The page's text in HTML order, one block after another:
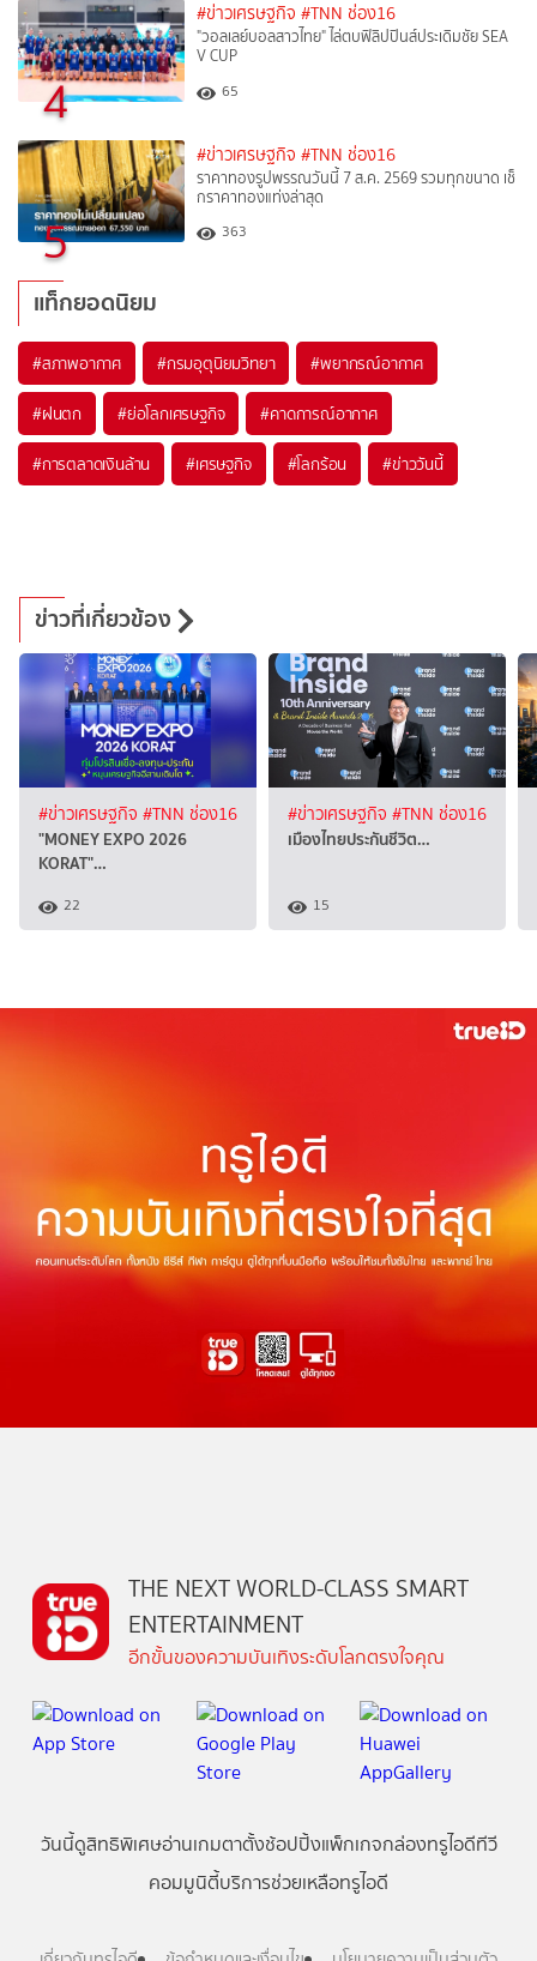
4
#ข่าวเศรษฐกิจ #TNN ช่อง16
"วอลเลย์บอลสาวไทย" ไล่ตบฟิลิปปินส์ประเดิมชัย SEA
V CUP
65
5
#ข่าวเศรษฐกิจ #TNN ช่อง16
ราคาทองรูปพรรณวันนี้ 7 ส.ค. 2569 รวมทุกขนาด เช็
กราคาทองแท่งล่าสุด
363
แท็กยอดนิยม
#สภาพอากาศ #กรมอุตุนิยมวิทยา #พยากรณ์อากาศ
#ฝนตก #ย่อโลกเศรษฐกิจ #คาดการณ์อากาศ
#การตลาดเงินล้าน #เศรษฐกิจ #โลกร้อน #ข่าววันนี้
ข่าวที่เกี่ยวข้อง
#ข่าวเศรษฐกิจ #TNN ช่อง16
"MONEY EXPO 2026
KORAT"…
22
#ข่าวเศรษฐกิจ #TNN ช่อง16
เมืองไทยประกันชีวิต…
15
THE NEXT WORLD-CLASS SMART
ENTERTAINMENT
อีกขั้นของความบันเทิงระดับโลกตรงใจคุณ
วันนี้ดูสิทธิพิเศษอ่านเกมตาตั้งช้อปปิ้งแพ็กเกจกล่องทรูไอดีทีวี
คอมมูนิตี้บริการช่วยเหลือทรูไอดี